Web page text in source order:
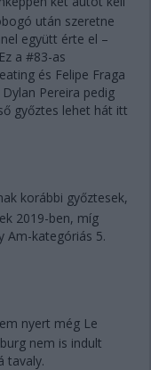
után szeretne
együtt érte el –
a #83-as
és Felipe Fraga
Pereira pedig
győztes lehet hát itt
korábbi győztesek,
2019-ben, míg
Am-kategóriás 5.
nyert még Le
nem is indult
tavaly.